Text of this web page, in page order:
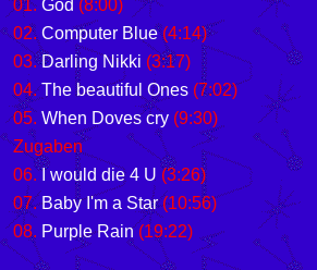
01. God (8:00)
02.Computer Blue(4:14)
03.Darling Nikki (3:17)
04.The beautiful Ones (7:02)
05. When Doves cry (9:30)
Zugaben
06.I would die 4 U (3:26)
07.Baby I'm a Star(10:56)
08. Purple Rain(19:22)